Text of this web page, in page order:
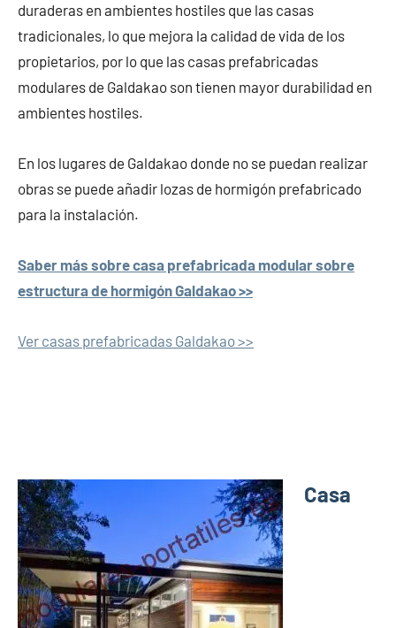
duraderas en ambientes hostiles que las casas
tradicionales, lo que mejora la calidad de vida de los
propietarios, por lo que las casas prefabricadas
modulares de Galdakao son tienen mayor durabilidad en
ambientes hostiles.
En los lugares de Galdakao donde no se puedan realizar
obras se puede añadir lozas de hormigón prefabricado
para la instalación.
Saber más sobre casa prefabricada modular sobre
estructura de hormigón Galdakao >>
Ver casas prefabricadas Galdakao >>
Casa